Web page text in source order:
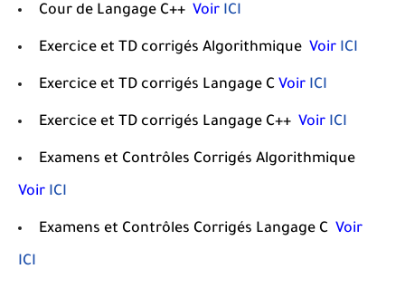
Cour de Langage C++ Voir ICI
Exercice et TD corrigés Algorithmique Voir ICI
Exercice et TD corrigés Langage C Voir ICI
Exercice et TD corrigés Langage C++ Voir ICI
Examens et Contrôles Corrigés Algorithmique
Voir ICI
Examens et Contrôles Corrigés Langage C Voir
ICI